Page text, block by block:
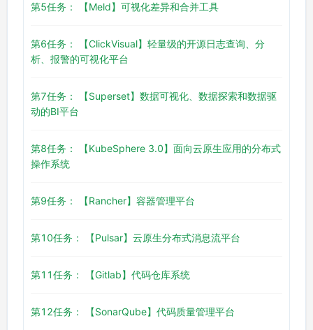
第5任务： 【Meld】可视化差异和合并工具
第6任务： 【ClickVisual】轻量级的开源日志查询、分
析、报警的可视化平台
第7任务： 【Superset】数据可视化、数据探索和数据驱
动的BI平台
第8任务： 【KubeSphere 3.0】面向云原生应用的分布式
操作系统
第9任务： 【Rancher】容器管理平台
第10任务： 【Pulsar】云原生分布式消息流平台
第11任务： 【Gitlab】代码仓库系统
第12任务： 【SonarQube】代码质量管理平台